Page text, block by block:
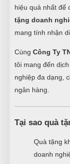
hiệu quả nhất để
tặng doanh
mang tính nhận
Cùng Công Ty
tôi mang đến
nghiệp đa dạng,
ngân hàng.
Tại sao quà
Quà tặng
doanh